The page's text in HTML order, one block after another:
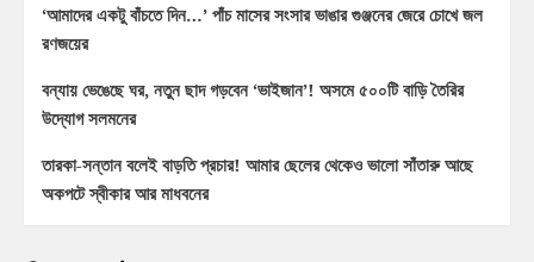
‘আমাদের একটু বাঁচতে দিন…’ পাঁচ মাসের সংসার ভাঙার গুঞ্জনের জেরে চোখে জল
রণজয়ের
বন্যায় ভেঙেছে ঘর, নতুন ছাদ গড়বেন ‘ভাইজান’! অসমে ৫০০টি বাড়ি তৈরির
উদ্যোগ সলমনের
তারকা-সন্তান বলেই বাড়তি প্রচার! আমার ছেলের থেকেও ভালো সাঁতারু আছে
অকপটে স্বীকার আর মাধবনের